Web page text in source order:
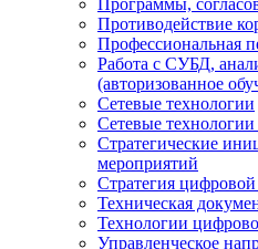
Программы,
Противодействие
Профессиональная
Работа с СУБД,
(авторизованное
Сетевые технологии
Сетевые
Стратегические
мероприятий
Стратегия
Техническая
Технологии
Управленческое